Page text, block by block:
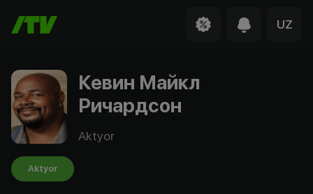
UZ
Кевин Майкл
Ричардсон
Aktyor
Aktyor